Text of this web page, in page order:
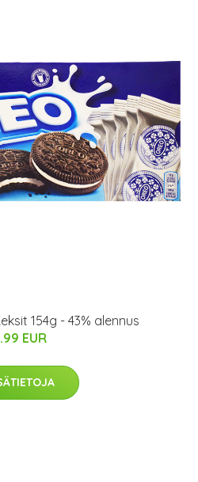
154g - 43% alennus
EUR